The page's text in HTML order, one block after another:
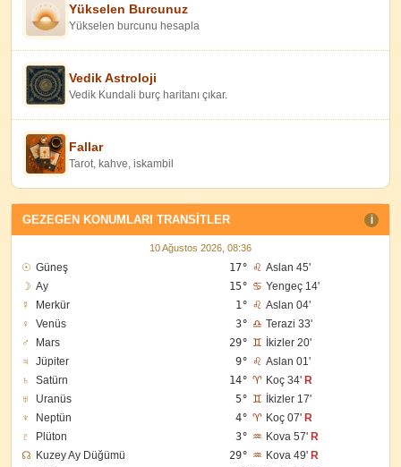
Yükselen Burcunuz
Yükselen burcunu hesapla
Vedik Astroloji
Vedik Kundali burç haritanı çıkar.
Fallar
Tarot, kahve, iskambil
GEZEGEN KONUMLARI TRANSITLER I
10 Ağustos 2026, 08:36
☉ Güneş 17° ♌ Aslan 45'
☽ Ay 15° ♋ Yengeç 14'
☿
Merkür 1° ♌ Aslan 04'
♀
Venüs 3° ♎ Terazi 33'
♂
Mars 29° ♊
İkizler 20'
♃
Jüpiter 9° ♌ Aslan 01'
♄
Satürn 14° ♈ Koç 34' R
♅
Uranüs 5° ♊
İkizler 17'
♆
Neptün 4° ♈ Koç 07' R
♇
Plüton 3° ♒ Kova 57' R
☊ Kuzey Ay Düğümü 29° ♒ Kova 49' R